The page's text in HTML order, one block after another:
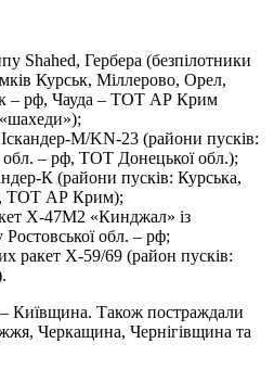
Shahed, Гербера (безпілотники
Курськ, Міллерово, Орел,
– рф, Чауда – ТОТ АР Крим
Іскандер-М/KN-23 (райони пусків:
обл. – рф, ТОТ Донецької обл.);
К (райони пусків: Курська,
ТОТ АР Крим);
Х-47М2 «Кинджал» із
Ростовської обл. – рф;
ракет Х-59/69 (район пусків:
Київщина. Також постраждали
Черкащина, Чернігівщина та